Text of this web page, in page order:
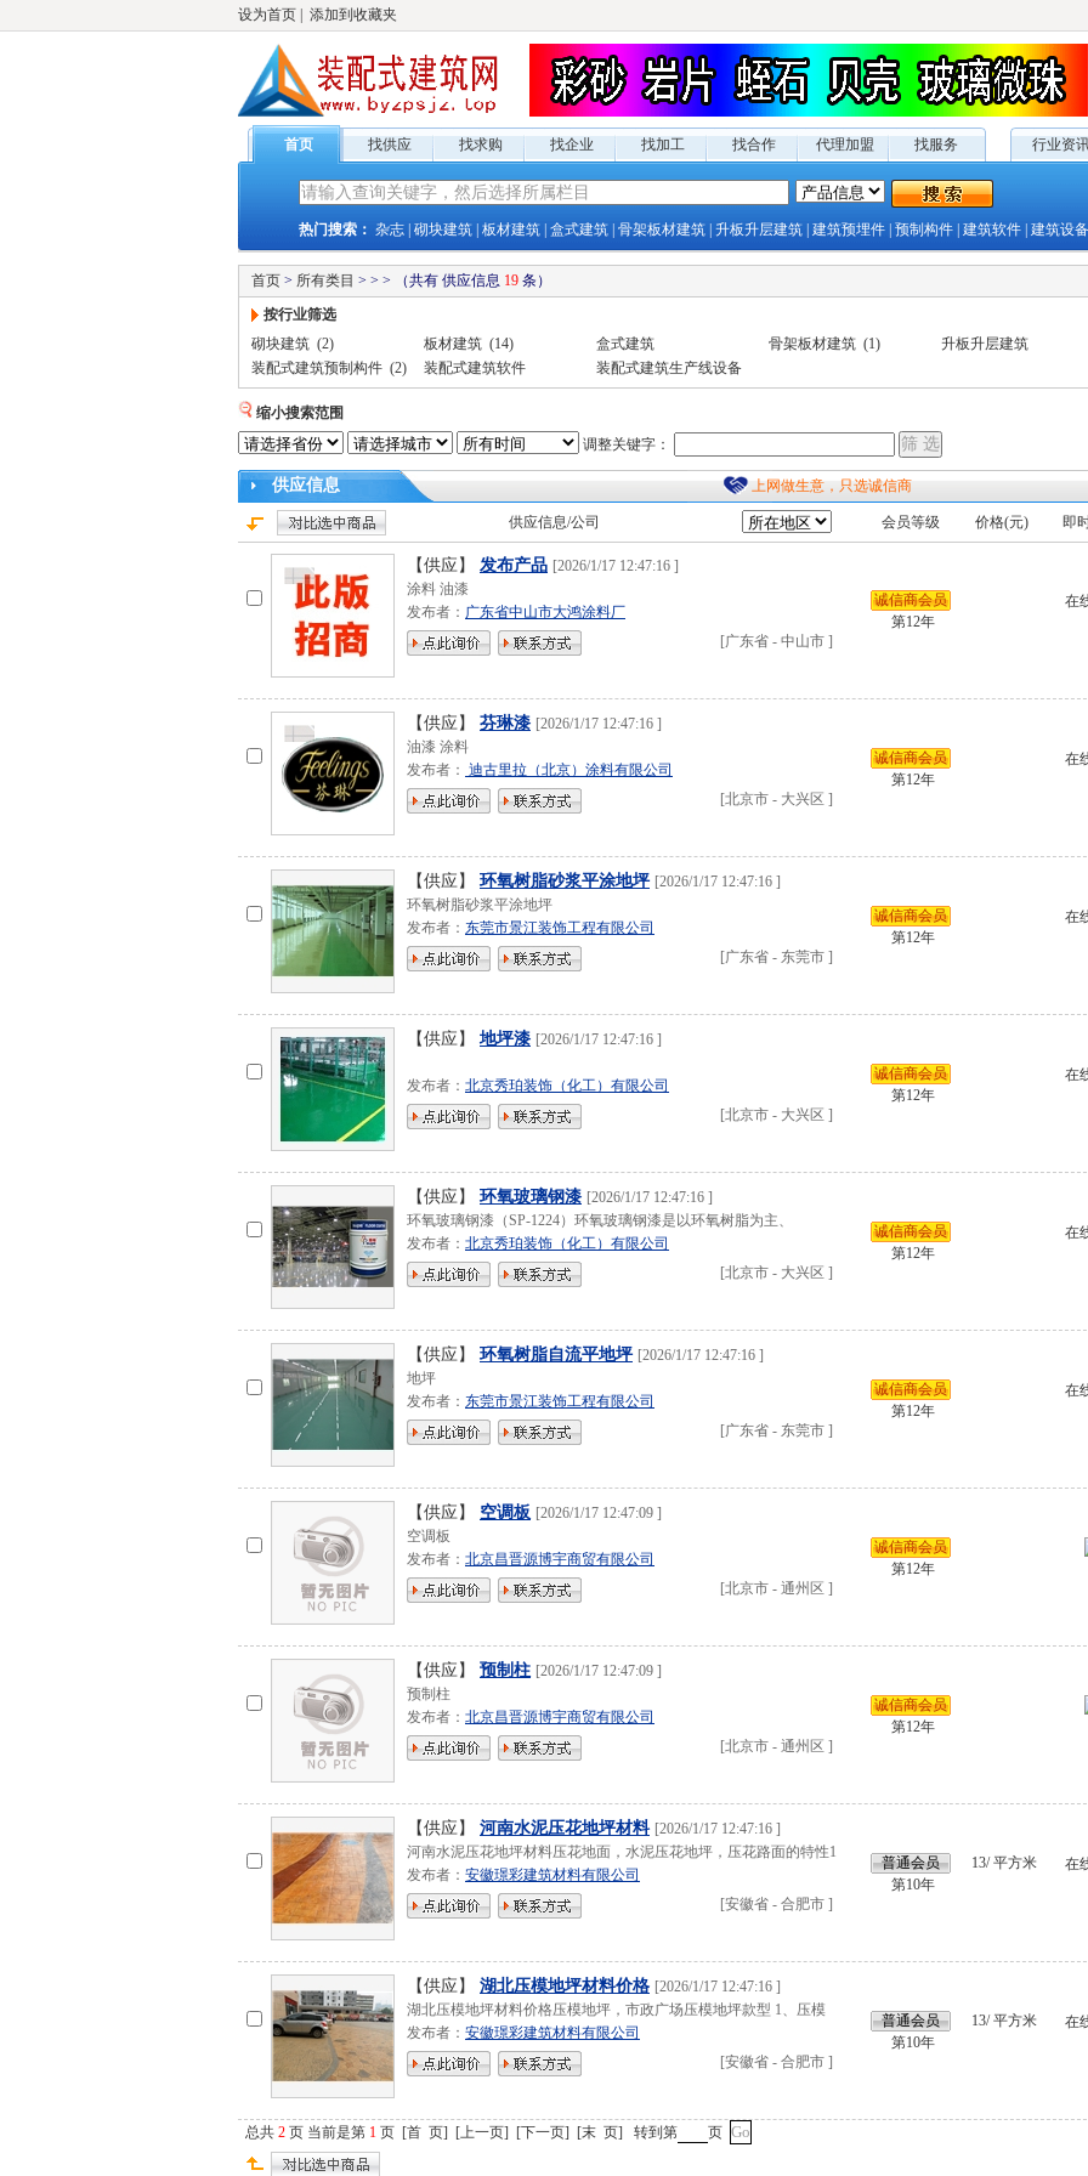
设为首页 添加到收藏夹
首页 找供应 找求购 找企业 找加工 找合作 代理加盟 找服务 行业资
热门搜索： 杂志 砌块建筑 板材建筑 盒式建筑 骨架板材建筑 升板升层建筑 建筑预埋件 预制构件 建筑软件 建筑设备
首页 > 所有类目 > > > （共有 供应信息 19 条）
按行业筛选
砌块建筑 (2) 板材建筑 (14) 盒式建筑 骨架板材建筑 (1) 升板升层建筑
装配式建筑预制构件 (2) 装配式建筑软件 装配式建筑生产线设备
缩小搜索范围
调整关键字：
供应信息 上网做生意，只选诚信商
供应信息/公司 会员等级 价格(元) 即
【供应】 发布产品 [2026/1/17 12:47:16 ]
涂料 油漆
发布者： 广东省中山市大鸿涂料厂
[广东省 - 中山市 ]
诚信商会员
第12年
在
【供应】 芬琳漆 [2026/1/17 12:47:16 ]
油漆 涂料
发布者： 迪古里拉（北京）涂料有限公司
[北京市 - 大兴区 ]
诚信商会员
第12年
在
【供应】 环氧树脂砂浆平涂地坪 [2026/1/17 12:47:16 ]
环氧树脂砂浆平涂地坪
发布者： 东莞市景江装饰工程有限公司
[广东省 - 东莞市 ]
诚信商会员
第12年
在
【供应】 地坪漆 [2026/1/17 12:47:16 ]
发布者： 北京秀珀装饰（化工）有限公司
[北京市 - 大兴区 ]
诚信商会员
第12年
在
【供应】 环氧玻璃钢漆 [2026/1/17 12:47:16 ]
环氧玻璃钢漆（SP-1224）环氧玻璃钢漆是以环氧树脂为主、
发布者： 北京秀珀装饰（化工）有限公司
[北京市 - 大兴区 ]
诚信商会员
第12年
在
【供应】 环氧树脂自流平地坪 [2026/1/17 12:47:16 ]
地坪
发布者： 东莞市景江装饰工程有限公司
[广东省 - 东莞市 ]
诚信商会员
第12年
在
【供应】 空调板 [2026/1/17 12:47:09 ]
空调板
发布者： 北京昌晋源博宇商贸有限公司
[北京市 - 通州区 ]
诚信商会员
第12年
【供应】 预制柱 [2026/1/17 12:47:09 ]
预制柱
发布者： 北京昌晋源博宇商贸有限公司
[北京市 - 通州区 ]
诚信商会员
第12年
【供应】 河南水泥压花地坪材料 [2026/1/17 12:47:16 ]
河南水泥压花地坪材料压花地面，水泥压花地坪，压花路面的特性1
发布者： 安徽璟彩建筑材料有限公司
[安徽省 - 合肥市 ]
普通会员
第10年
13/ 平方米 在
【供应】 湖北压模地坪材料价格 [2026/1/17 12:47:16 ]
湖北压模地坪材料价格压模地坪，市政广场压模地坪款型 1、压模
发布者： 安徽璟彩建筑材料有限公司
[安徽省 - 合肥市 ]
普通会员
第10年
13/ 平方米 在
总共 2 页 当前是第 1 页 [首 页] [上一页] [下一页] [末 页] 转到第 页